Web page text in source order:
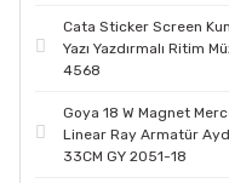
Cata Sticker Screen
Yazı Yazdırmalı Ritim
4568
Goya 18 W Magnet
Linear Ray Armatür
33CM GY 2051-18